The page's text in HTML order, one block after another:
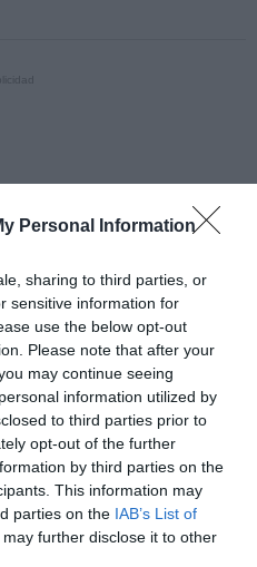
Personal Information
sharing to third parties, or
sensitive information for
use the below opt-out
Please note that after your
may continue seeing
information utilized by
to third parties prior to
opt-out of the further
by third parties on the
This information may
parties on the IAB’s List of
may further disclose it to other